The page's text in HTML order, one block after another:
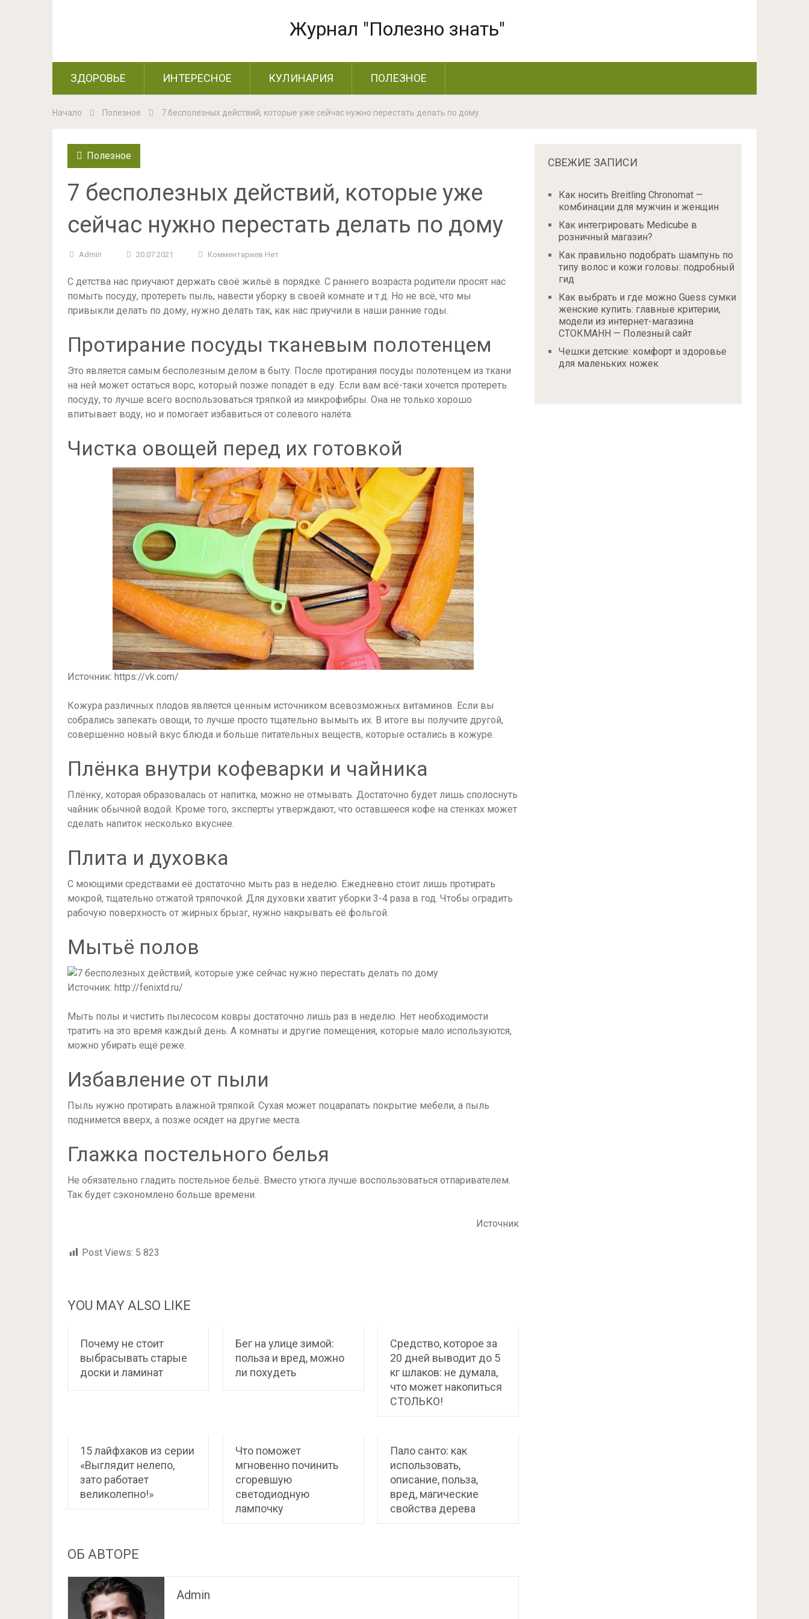
Журнал "Полезно знать"
ЗДОРОВЬЕ ИНТЕРЕСНОЕ КУЛИНАРИЯ ПОЛЕЗНОЕ
Начало Полезное 7 бесполезных действий, которые уже сейчас нужно перестать делать по дому
Полезное
7 бесполезных действий, которые уже
сейчас нужно перестать делать по дому
Admin 20.07.2021 Комментариев Нет
С детства нас приучают держать своё жильё в порядке. С раннего возраста родители просят нас
помыть посуду, протереть пыль, навести уборку в своей комнате и т.д. Но не всё, что мы
привыкли делать по дому, нужно делать так, как нас приучили в наши ранние годы.
Протирание посуды тканевым полотенцем
Это является самым бесполезным делом в быту. После протирания посуды полотенцем из ткани
на ней может остаться ворс, который позже попадёт в еду. Если вам всё-таки хочется протереть
посуду, то лучше всего воспользоваться тряпкой из микрофибры. Она не только хорошо
впитывает воду, но и помогает избавиться от солевого налёта.
Чистка овощей перед их готовкой
Источник: https://vk.com/
Кожура различных плодов является ценным источником всевозможных витаминов. Если вы
собрались запекать овощи, то лучше просто тщательно вымыть их. В итоге вы получите другой,
совершенно новый вкус блюда и больше питательных веществ, которые остались в кожуре.
Плёнка внутри кофеварки и чайника
Плёнку, которая образовалась от напитка, можно не отмывать. Достаточно будет лишь сполоснуть
чайник обычной водой. Кроме того, эксперты утверждают, что оставшееся кофе на стенках может
сделать напиток несколько вкуснее.
Плита и духовка
С моющими средствами её достаточно мыть раз в неделю. Ежедневно стоит лишь протирать
мокрой, тщательно отжатой тряпочкой. Для духовки хватит уборки 3-4 раза в год. Чтобы оградить
рабочую поверхность от жирных брызг, нужно накрывать её фольгой.
Мытьё полов
Источник: http://fenixtd.ru/
Мыть полы и чистить пылесосом ковры достаточно лишь раз в неделю. Нет необходимости
тратить на это время каждый день. А комнаты и другие помещения, которые мало используются,
можно убирать ещё реже.
Избавление от пыли
Пыль нужно протирать влажной тряпкой. Сухая может поцарапать покрытие мебели, а пыль
поднимется вверх, а позже осядет на другие места.
Глажка постельного белья
Не обязательно гладить постельное бельё. Вместо утюга лучше воспользоваться отпаривателем.
Так будет сэкономлено больше времени.
Источник
Post Views: 5 823
YOU MAY ALSO LIKE
Почему не стоит
выбрасывать старые
доски и ламинат
Бег на улице зимой:
польза и вред, можно
ли похудеть
Средство, которое за
20 дней выводит до 5
кг шлаков: не думала,
что может накопиться
СТОЛЬКО!
15 лайфхаков из серии
«Выглядит нелепо,
зато работает
великолепно!»
Что поможет
мгновенно починить
сгоревшую
светодиодную
лампочку
Пало санто: как
использовать,
описание, польза,
вред, магические
свойства дерева
ОБ АВТОРЕ
Admin
СВЕЖИЕ ЗАПИСИ
Как носить Breitling Chronomat —
комбинации для мужчин и женщин
Как интегрировать Medicube в
розничный магазин?
Как правильно подобрать шампунь по
типу волос и кожи головы: подробный
гид
Как выбрать и где можно Guess сумки
женские купить: главные критерии,
модели из интернет-магазина
СТОКМАНН — Полезный сайт
Чешки детские: комфорт и здоровье
для маленьких ножек